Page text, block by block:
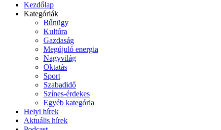
Kezdőlap
Kategóriák
Bűnügy
Kultúra
Gazdaság
Megújuló energia
Nagyvilág
Oktatás
Sport
Szabadidő
Színes-érdekes
Egyéb kategória
Helyi hírek
Aktuális hírek